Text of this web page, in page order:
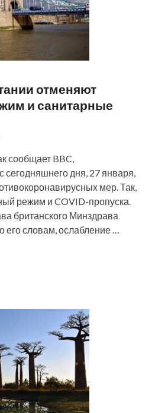
отменяют
и санитарные
сообщает BBC,
сегодняшнего дня, 27 января,
мер. Так,
режим и COVID-пропуска.
британского Минздрава
словам, ослабление …